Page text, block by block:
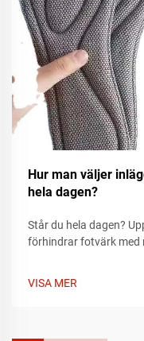
Hur man väljer
hela dagen?
Står du hela dagen?
förhindrar fotvärk med
VISA MER